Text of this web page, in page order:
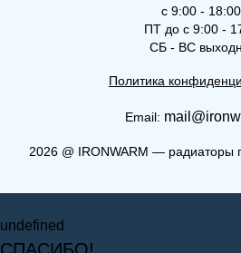
(РКВ) 21-500-2900
Рамо Компакт (РК),
с 9:00 - 18:00,
ПТ до с 9:00 -
СБ - ВС
Политика
Email:
2026@ IRONWARM — радиаторы
undefined